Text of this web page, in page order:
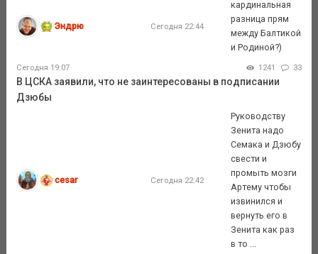
Эндрю Сегодня 22:44
кардинальная
разница прям
между Балтикой
и Родиной?)
Сегодня 19:07 1241 33
В ЦСКА заявили, что не заинтересованы в подписании
Дзюбы
cesar Сегодня 22:42
Руководству
Зенита надо
Семака и Дзюбу
свести и
промыть мозги
Артему чтобы
извинился и
вернуть его в
Зенита как раз
в то ...